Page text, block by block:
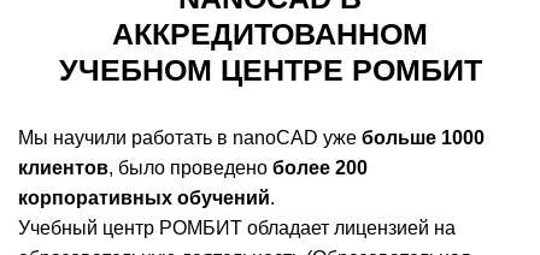
АККРЕДИТОВАННОМ
УЧЕБНОМ ЦЕНТРЕ РОМБИТ
Мы научили работать в nanoCAD уже больше 1000
клиентов, было проведено более 200
корпоративных обучений.
Учебный центр РОМБИТ обладает лицензией на